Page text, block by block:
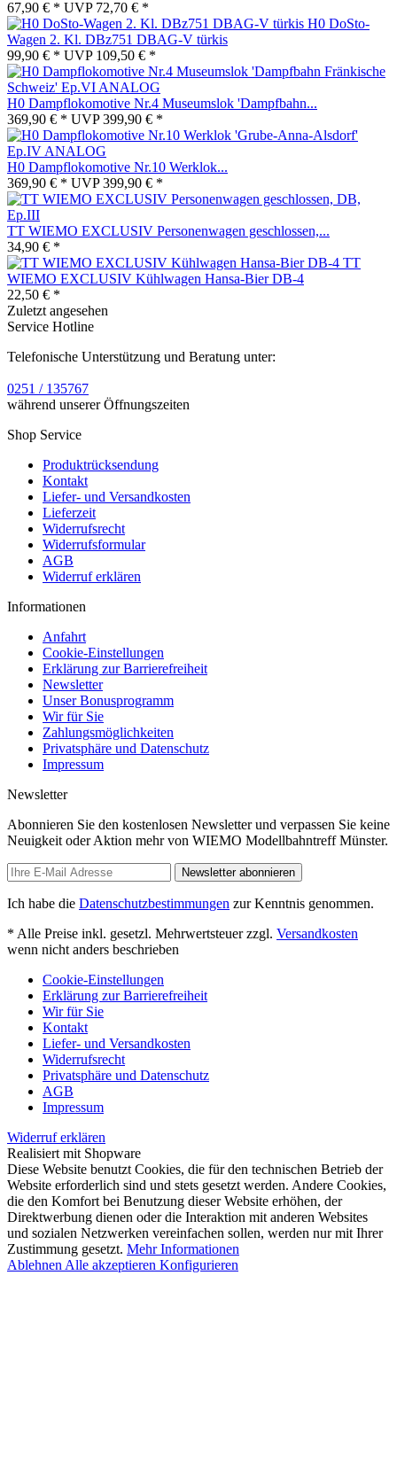
67,90 € * UVP 72,70 € *
H0 DoSto-
Wagen 2. Kl. DBz751 DBAG-V türkis
99,90 € * UVP 109,50 € *
H0 Dampflokomotive Nr.4 Museumslok 'Dampfbahn...
369,90 € * UVP399,90 € *
H0 Dampflokomotive Nr.10 Werklok...
369,90 € * UVP399,90 € *
TT WIEMO EXCLUSIV Personenwagen geschlossen,...
34,90 € *
TT
WIEMO EXCLUSIV Kühlwagen Hansa-Bier DB-4
22,50 € *
Zuletzt angesehen
Service Hotline
Telefonische Unterstützung und Beratung unter:
0251 / 135767
während unserer Öffnungszeiten
Shop Service
Produktrücksendung
Kontakt
Liefer- und Versandkosten
Lieferzeit
Widerrufsrecht
Widerrufsformular
AGB
Widerruf erklären
Informationen
Anfahrt
Cookie-Einstellungen
Erklärung zur Barrierefreiheit
Newsletter
Unser Bonusprogramm
Wir für Sie
Zahlungsmöglichkeiten
Privatsphäre und Datenschutz
Impressum
Newsletter
Abonnieren Sie den kostenlosen Newsletter und verpassen Sie keine
Neuigkeit oder Aktion mehr von WIEMO Modellbahntreff Münster.
Newsletter abonnieren
Ich habe die Datenschutzbestimmungen zur Kenntnis genommen.
* Alle Preise inkl. gesetzl. Mehrwertsteuer zzgl. Versandkosten
wenn nicht anders beschrieben
Cookie-Einstellungen
Erklärung zur Barrierefreiheit
Wir für Sie
Kontakt
Liefer- und Versandkosten
Widerrufsrecht
Privatsphäre und Datenschutz
AGB
Impressum
Widerruf erklären
Realisiert mit Shopware
Diese Website benutzt Cookies, die für den technischen Betrieb der
Website erforderlich sind und stets gesetzt werden. Andere Cookies,
die den Komfort bei Benutzung dieser Website erhöhen, der
Direktwerbung dienen oder die Interaktion mit anderen Websites
und sozialen Netzwerken vereinfachen sollen, werden nur mit Ihrer
Zustimmung gesetzt. Mehr Informationen
Ablehnen Alle akzeptieren Konfigurieren